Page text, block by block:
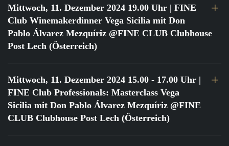
Mittwoch, 11. Dezember 2024 19.00 Uhr | FINE
Club Winemakerdinner Vega Sicilia mit Don
Pablo Álvarez Mezquíriz @FINE CLUB Clubhouse
Post Lech (Österreich)
Mittwoch, 11. Dezember 2024 15.00 - 17.00 Uhr |
FINE Club Professionals: Masterclass Vega
Sicilia mit Don Pablo Álvarez Mezquíriz @FINE
CLUB Clubhouse Post Lech (Österreich)